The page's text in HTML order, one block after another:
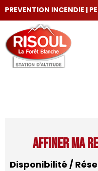
PREVENTION INCENDIE |
Affiner ma
Disponibilité /